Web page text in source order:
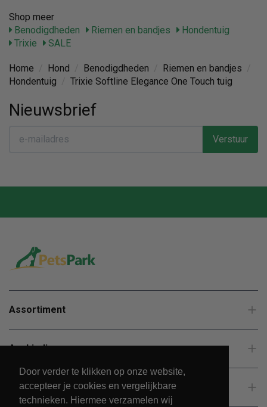
Door verder te klikken op onze website,
accepteer je cookies en vergelijkbare
technieken. Hiermee verzamelen wij
Shop meer
Benodigdheden
Riemen en bandjes
Hondentuig
Trixie
SALE
Home Hond Benodigdheden Riemen en bandjes
Hondentuig
Trixie Softline Elegance One Touch tuig
Nieuwsbrief
Verstuur
Assortiment
Aanbiedingen
Klantenservice